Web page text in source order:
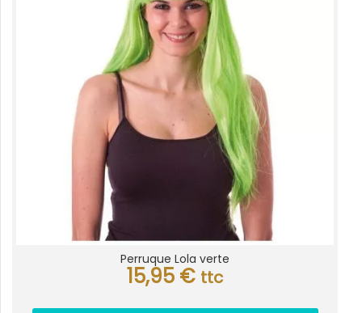
Perruque Lola verte
15,95 € ttc